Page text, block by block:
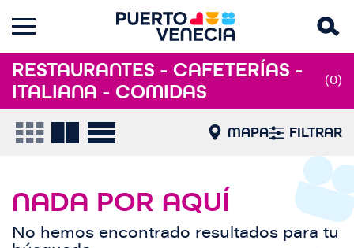
RESTAURANTES - CAFETERÍAS -
ITALIANA - COMIDAS
(0)
MAPA FILTRAR
NADA POR AQUÍ
No hemos encontrado resultados para tu